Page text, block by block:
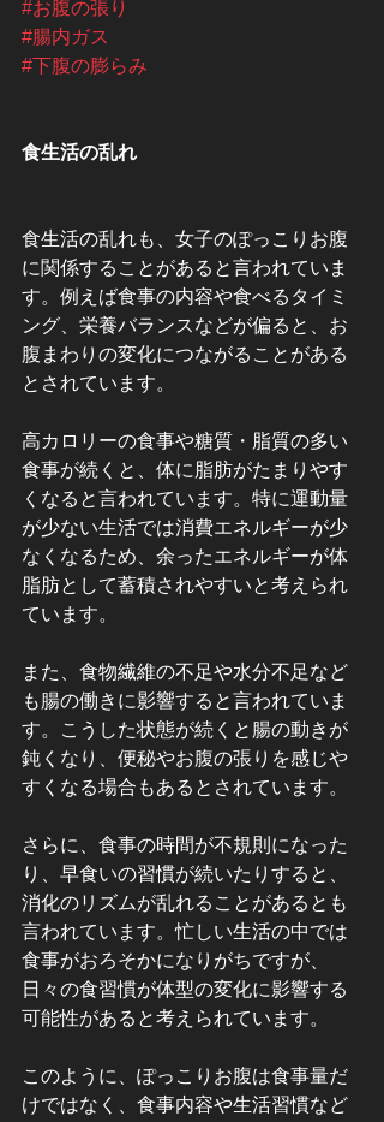
#お腹の張り
#腸内ガス
#下腹の膨らみ
食生活の乱れ
食生活の乱れも、女子のぽっこりお腹
に関係することがあると言われていま
す。例えば食事の内容や食べるタイミ
ング、栄養バランスなどが偏ると、お
腹まわりの変化につながることがある
とされています。
高カロリーの食事や糖質・脂質の多い
食事が続くと、体に脂肪がたまりやす
くなると言われています。特に運動量
が少ない生活では消費エネルギーが少
なくなるため、余ったエネルギーが体
脂肪として蓄積されやすいと考えられ
ています。
また、食物繊維の不足や水分不足など
も腸の働きに影響すると言われていま
す。こうした状態が続くと腸の動きが
鈍くなり、便秘やお腹の張りを感じや
すくなる場合もあるとされています。
さらに、食事の時間が不規則になった
り、早食いの習慣が続いたりすると、
消化のリズムが乱れることがあるとも
言われています。忙しい生活の中では
食事がおろそかになりがちですが、
日々の食習慣が体型の変化に影響する
可能性があると考えられています。
このように、ぽっこりお腹は食事量だ
けではなく、食事内容や生活習慣など